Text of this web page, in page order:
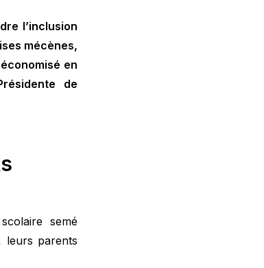
l’inclusion
mécènes,
en
de
semé
leurs parents